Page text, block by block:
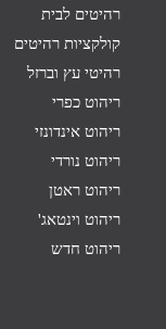
רהיטים לבית
קולקציות רהיטים
רהיטי עץ וברזל
ריהוט כפרי
ריהוט אינדונזי
ריהוט נורדי
ריהוט ראטן
ריהוט וינטאג'
ריהוט חדש